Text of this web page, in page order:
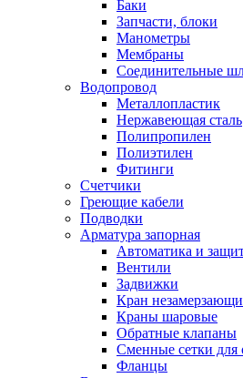
Баки
Запчасти, блоки
Манометры
Мембраны
Соединительные
Водопровод
Металлопластик
Нержавеющая сталь
Полипропилен
Полиэтилен
Фитинги
Счетчики
Греющие кабели
Подводки
Арматура запорная
Автоматика и
Вентили
Задвижки
Кран
Краны шаровые
Обратные клапаны
Сменные сетки для
Фланцы